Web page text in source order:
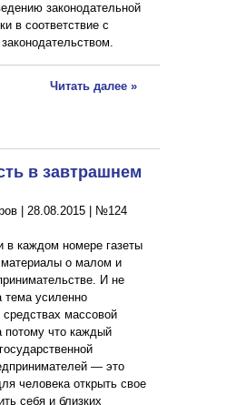
законодательной
в соответствие с
Читать далее »
в завтрашнем
| 28.08.2015 №124
в каждом номере газеты
о малом и
И не
тема усиленно
массовой
что каждый
— это
человека открыть свое
себя и близких